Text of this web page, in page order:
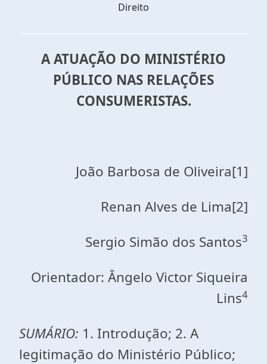
Direito
A ATUAÇÃO DO MINISTÉRIO
PÚBLICO NAS RELAÇÕES
CONSUMERISTAS.
João Barbosa de Oliveira[1]
Renan Alves de Lima[2]
Sergio Simão dos Santos3
Orientador: Ângelo Victor Siqueira
Lins4
SUMÁRIO: 1. Introdução; 2. A
legitimação do Ministério Público;